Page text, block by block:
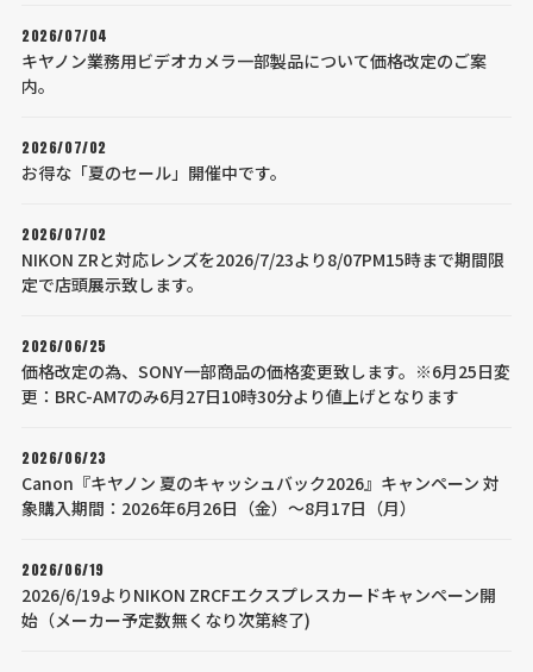
2026/07/04
キヤノン業務用ビデオカメラ一部製品について価格改定のご案
内。
2026/07/02
お得な「夏のセール」開催中です。
2026/07/02
NIKON ZRと対応レンズを2026/7/23より8/07PM15時まで期間限
定で店頭展示致します。
2026/06/25
価格改定の為、SONY一部商品の価格変更致します。※6月25日変
更：BRC-AM7のみ6月27日10時30分より値上げとなります
2026/06/23
Canon『キヤノン 夏のキャッシュバック2026』キャンペーン 対
象購入期間：2026年6月26日（金）～8月17日（月）
2026/06/19
2026/6/19よりNIKON ZRCFエクスプレスカードキャンペーン開
始（メーカー予定数無くなり次第終了)